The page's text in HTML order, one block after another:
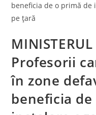
Profesorii
în zone
beneficia